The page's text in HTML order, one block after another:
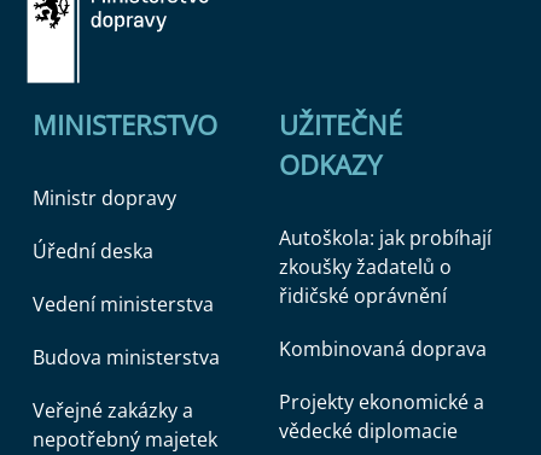
MINISTERSTVO
Ministr dopravy
Úřední deska
Vedení ministerstva
Budova ministerstva
Veřejné zakázky a
nepotřebný majetek
UŽITEČNÉ
ODKAZY
Autoškola: jak probíhají
zkoušky žadatelů o
řidičské oprávnění
Kombinovaná doprava
Projekty ekonomické a
vědecké diplomacie